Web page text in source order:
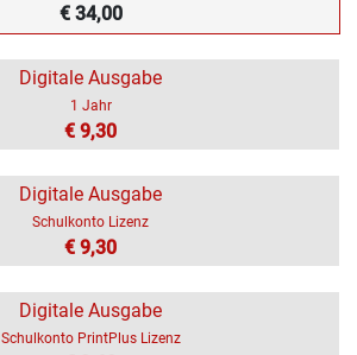
€ 34,00
Digitale Ausgabe
1 Jahr
€ 9,30
Digitale Ausgabe
Schulkonto Lizenz
€ 9,30
Digitale Ausgabe
Schulkonto PrintPlus Lizenz